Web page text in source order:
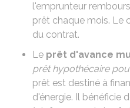
l'emprunteur
prêt chaque mois. Le
du contrat.
Le prêt d'avance
prêt hypothécaire
prêt est destiné à
d'énergie. Il bénéficie